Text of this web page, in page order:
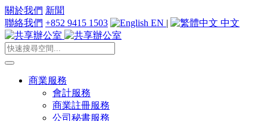
關於我們 新聞
聯絡我們 +852 9415 1503 EN | 中文
商業服務
會計服務
商業註冊服務
公司秘書服務